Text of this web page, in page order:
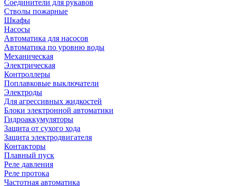
Соединители для рукавов
Стволы пожарные
Шкафы
Насосы
Автоматика для насосов
Автоматика по уровню воды
Механическая
Электрическая
Контроллеры
Поплавковые выключатели
Электроды
Для агрессивных жидкостей
Блоки электронной автоматики
Гидроаккумуляторы
Защита от сухого хода
Защита электродвигателя
Контакторы
Плавный пуск
Реле давления
Реле протока
Частотная автоматика